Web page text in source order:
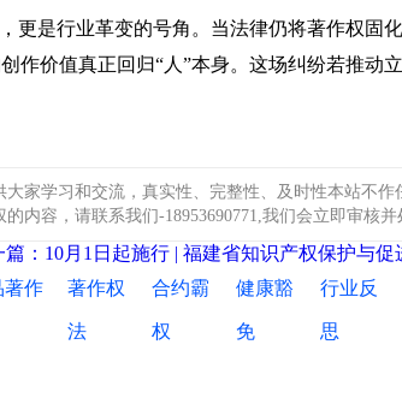
更是行业革变的号角。当法律仍将著作权固
作价值真正回归“人”本身。这场纠纷若推动
家学习和交流，真实性、完整性、及时性本站不作
内容，请联系我们-18953690771,我们会立即审核并
篇：10月1日起施行 | 福建省知识产权保护与促
著作 著作权
法
合约霸
权
健康豁
免
行业反
思